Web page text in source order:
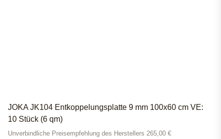
JOKA JK104 Entkoppelungsplatte 9 mm 100x60 cm VE:
10 Stück (6 qm)
Unverbindliche Preisempfehlung des Herstellers 265,00 €